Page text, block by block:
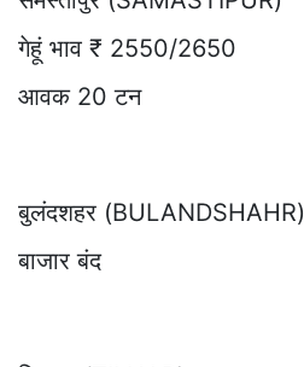
गेहूं भाव ₹ 2550/2650
आवक 20 टन
बुलंदशहर (BULANDSHAHR)
बाजार बंद